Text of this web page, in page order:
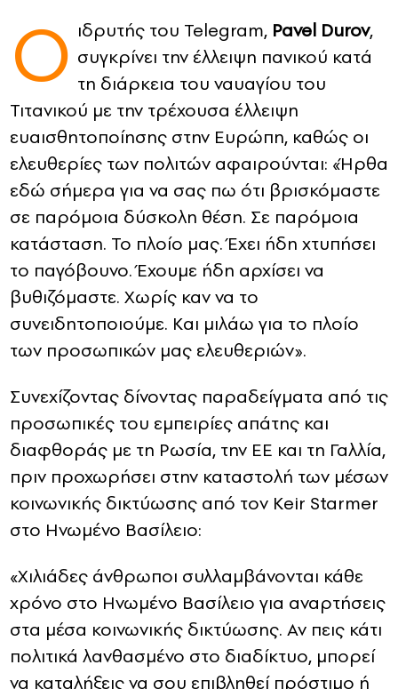
Ο ιδρυτής του Telegram, Pavel Durov,
συγκρίνει την έλλειψη πανικού κατά
τη διάρκεια του ναυαγίου του
Τιτανικού με την τρέχουσα έλλειψη
ευαισθητοποίησης στην Ευρώπη, καθώς οι
ελευθερίες των πολιτών αφαιρούνται: «Ήρθα
εδώ σήμερα για να σας πω ότι βρισκόμαστε
σε παρόμοια δύσκολη θέση. Σε παρόμοια
κατάσταση. Το πλοίο μας. Έχει ήδη χτυπήσει
το παγόβουνο. Έχουμε ήδη αρχίσει να
βυθιζόμαστε. Χωρίς καν να το
συνειδητοποιούμε. Και μιλάω για το πλοίο
των προσωπικών μας ελευθεριών».
Συνεχίζοντας δίνοντας παραδείγματα από τις
προσωπικές του εμπειρίες απάτης και
διαφθοράς με τη Ρωσία, την ΕΕ και τη Γαλλία,
πριν προχωρήσει στην καταστολή των μέσων
κοινωνικής δικτύωσης από τον Keir Starmer
στο Ηνωμένο Βασίλειο:
«Χιλιάδες άνθρωποι συλλαμβάνονται κάθε
χρόνο στο Ηνωμένο Βασίλειο για αναρτήσεις
στα μέσα κοινωνικής δικτύωσης. Αν πεις κάτι
πολιτικά λανθασμένο στο διαδίκτυο, μπορεί
να καταλήξεις να σου επιβληθεί πρόστιμο ή